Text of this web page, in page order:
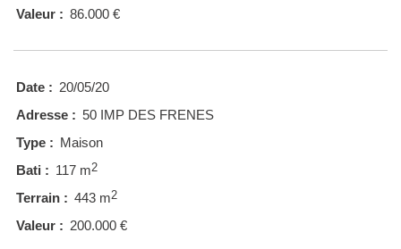
Valeur : 86.000 €
Date : 20/05/20
Adresse : 50 IMP DES FRENES
Type : Maison
Bati : 117 m2
Terrain : 443 m2
Valeur : 200.000 €